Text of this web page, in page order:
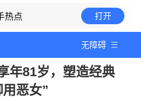
热点 打开
无障碍
年81岁，塑造经典
恶女”